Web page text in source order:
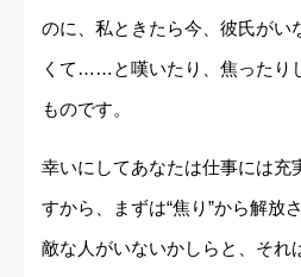
のに、私ときたら今、彼氏がい
くて……と嘆いたり、焦ったり
ものです。
幸いにしてあなたは仕事には充
すから、まずは“焦り”から解放
敵な人がいないかしらと、それ